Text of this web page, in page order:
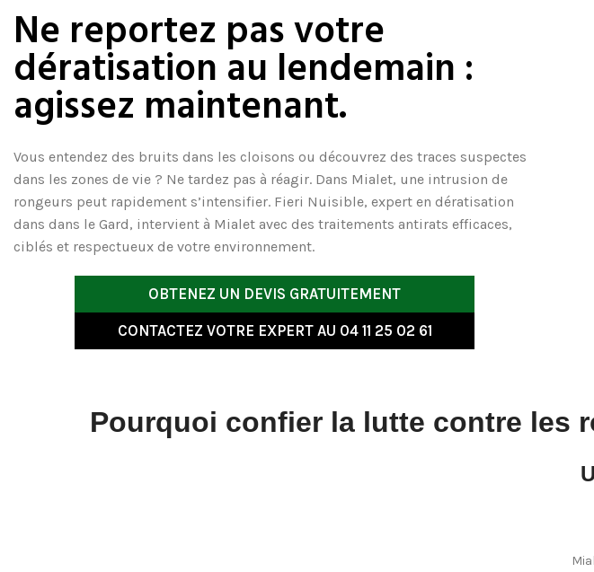
Ne reportez pas votre
dératisation au lendemain :
agissez maintenant.
Vous entendez des bruits dans les cloisons ou découvrez des traces suspectes
dans les zones de vie ? Ne tardez pas à réagir. Dans Mialet, une intrusion de
rongeurs peut rapidement s’intensifier. Fieri Nuisible, expert en dératisation
dans dans le Gard, intervient à Mialet avec des traitements antirats efficaces,
ciblés et respectueux de votre environnement.
OBTENEZ UN DEVIS GRATUITEMENT
CONTACTEZ VOTRE EXPERT AU 04 11 25 02 61
Pourquoi confier la lutte contre les